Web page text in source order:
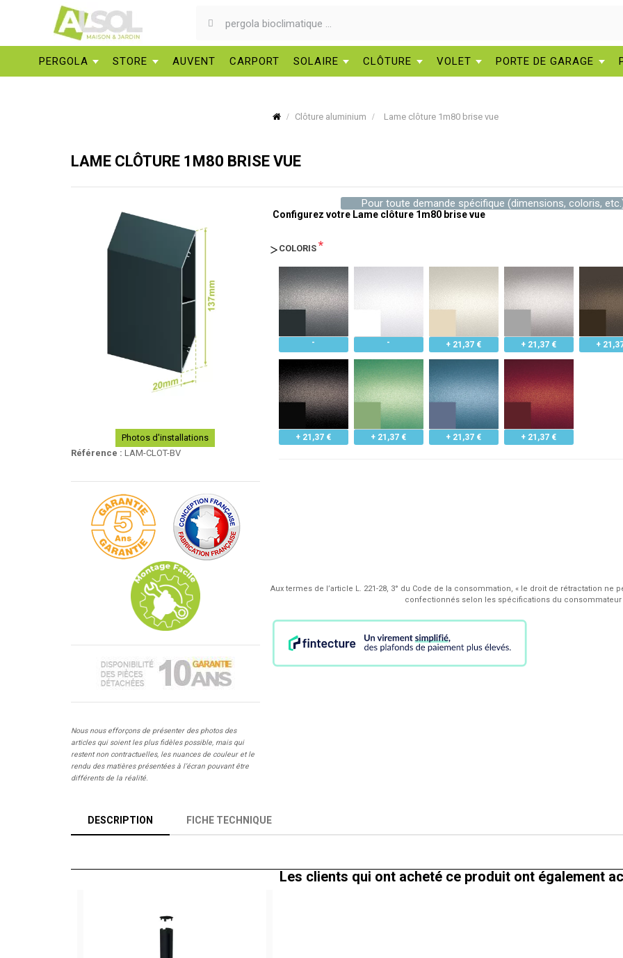
PERGOLA STORE AUVENT CARPORT SOLAIRE CLÔTURE VOLET PORTE DE GARAGE
Clôture aluminium Lame clôture 1m80 brise vue
LAME CLÔTURE 1M80 BRISE VUE
Photos d'installations
Référence : LAM-CLOT-BV
Nous nous efforçons de présenter des photos des
articles qui soient les plus fidèles possible, mais qui
restent non contractuelles, les nuances de couleur et le
rendu des matières présentées à l’écran pouvant être
différents de la réalité.
Pour toute demande spécifique (dimensions, coloris,
Configurez votre Lame clôture 1m80 brise vue
COLORIS *
+ 21,37 € + 21,37 € +
+ 21,37 € + 21,37 € + 21,37 € + 21,37 €
Aux termes de l’article L. 221-28, 3° du Code de la consommation, « le droit de rétractation
confectionnés selon les spécifications du
DESCRIPTION FICHE TECHNIQUE
Les clients qui ont acheté ce produit ont également